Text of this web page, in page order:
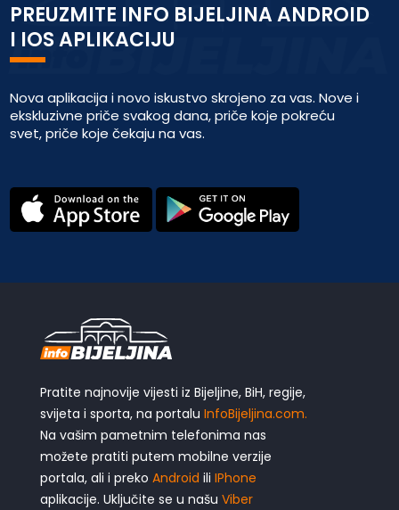
PREUZMITE INFO BIJELJINA ANDROID
I IOS APLIKACIJU
Nova aplikacija i novo iskustvo skrojeno za vas. Nove i
ekskluzivne priče svakog dana, priče koje pokreću
svet, priče koje čekaju na vas.
Pratite najnovije vijesti iz Bijeljine, BiH, regije,
svijeta i sporta, na portalu InfoBijeljina.com.
Na vašim pametnim telefonima nas
možete pratiti putem mobilne verzije
portala, ali i preko Android ili IPhone
aplikacije. Uključite se u našu Viber